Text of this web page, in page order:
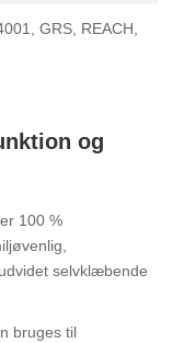
GRS, REACH,
og
100 %
selvklæbende
bruges til